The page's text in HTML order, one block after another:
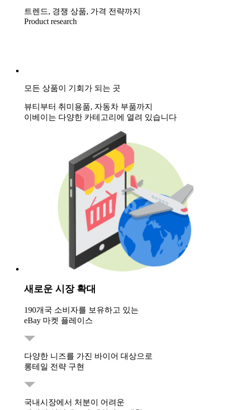
트렌드, 경쟁 상품, 가격 전략까지
Product research
모든 상품이 기회가 되는 곳
뷰티부터 취미용품, 자동차 부품까지
이베이는 다양한 카테고리에 열려 있습니다
새로운 시장 확대
190개국 소비자를 보유하고 있는
eBay 마켓 플레이스
다양한 니즈를 가진 바이어 대상으로
롱테일 전략 구현
국내시장에서 처분이 어려운